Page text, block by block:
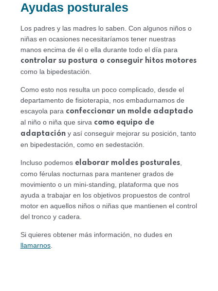
Ayudas posturales
Los padres y las madres lo saben. Con algunos niños o
niñas en ocasiones necesitaríamos tener nuestras
manos encima de él o ella durante todo el día para
controlar su postura o conseguir hitos motores
como la bipedestación.
Como esto nos resulta un poco complicado, desde el
departamento de fisioterapia, nos embadurnamos de
escayola para confeccionar un molde adaptado
al niño o niña que sirva como equipo de
adaptación y así conseguir mejorar su posición, tanto
en bipedestación, como en sedestación.
Incluso podemos elaborar moldes posturales,
como férulas nocturnas para mantener grados de
movimiento o un mini-standing, plataforma que nos
ayuda a trabajar en los objetivos propuestos de control
motor en aquellos niños o niñas que mantienen el control
del tronco y cadera.
Si quieres obtener más información, no dudes en
llamarnos.